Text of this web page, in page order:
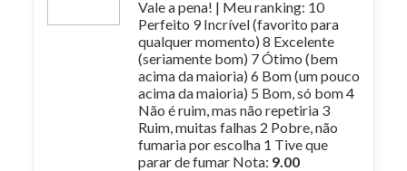
Vale a pena! | Meu ranking: 10
Perfeito 9 Incrível (favorito para
qualquer momento) 8 Excelente
(seriamente bom) 7 Ótimo (bem
acima da maioria) 6 Bom (um pouco
acima da maioria) 5 Bom, só bom 4
Não é ruim, mas não repetiria 3
Ruim, muitas falhas 2 Pobre, não
fumaria por escolha 1 Tive que
parar de fumar Nota: 9.00